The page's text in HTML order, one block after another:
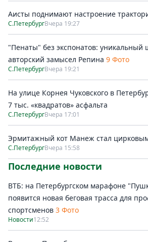
Аисты поднимают настроение
С.ПетербургВчера 19:27
"Пенаты" без экспонатов: уникальный
авторский замысел Репина 9 Фото
С.ПетербургВчера 19:21
На улице Корнея Чуковского в
7 тыс. «квадратов» асфальта
С.ПетербургВчера 17:01
Эрмитажный кот Манеж стал
С.ПетербургВчера 15:58
Последние новости
ВТБ: на Петербургском марафоне
появится новая беговая трасса для
спортсменов 3 Фото
Новости12:52